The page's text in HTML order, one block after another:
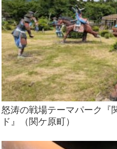
怒涛の戦場テーマパーク『
ド』（関ケ原町）